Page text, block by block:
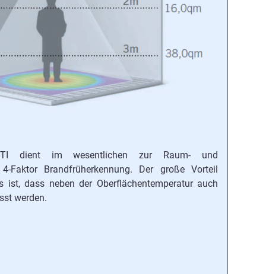
TI dient im wesentlichen zur Raum- und
Faktor Brandfrüherkennung. Der große Vorteil
ist, dass neben der Oberflächentemperatur auch
werden.